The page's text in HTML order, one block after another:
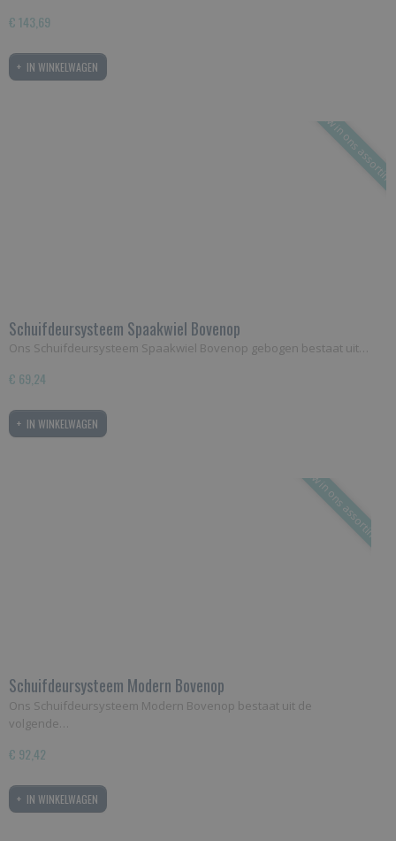
€ 143,69
IN WINKELWAGEN
Nieuw in ons
Schuifdeursysteem Spaakwiel Bovenop
Ons Schuifdeursysteem Spaakwiel Bovenop gebogen bestaat uit…
€ 69,24
IN WINKELWAGEN
Nieuw in ons assortiment!
Schuifdeursysteem Modern Bovenop
Ons Schuifdeursysteem Modern Bovenop bestaat uit de
volgende…
€ 92,42
IN WINKELWAGEN